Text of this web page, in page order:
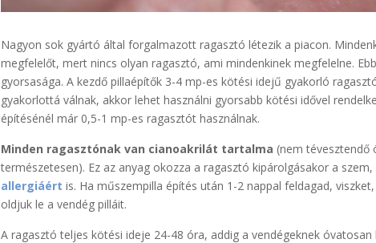
Nagyon sok gyártó által forgalmazott ragasztó létezik a piacon.
megfelelőt, mert nincs olyan ragasztó, ami mindenkinek megfelelne.
gyorsasága. A kezdő pillaépítők 3-4 mp-es kötési idejű gyakorló
gyakorlottá válnak, akkor lehet használni gyorsabb kötési idővel
építésénél már 0,5-1 mp-es ragasztót használnak.
Minden ragasztónak van cianoakrilát tartalma (nem tévesztendő
természetesen). Ez az anyag okozza a ragasztó kipárolgásakor a
allergiáért is. Ha műszempilla építés után 1-2 nappal feldagad,
oldjuk le a vendég pilláit.
A ragasztó teljes kötési ideje 24-48 óra, addig a vendégeknek